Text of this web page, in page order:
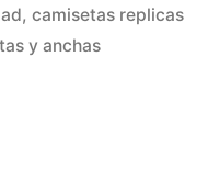
, camisetas replicas
y anchas